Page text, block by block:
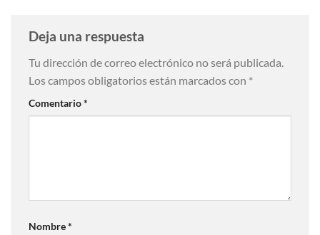
Deja una respuesta
Tu dirección de correo electrónico no será publicada.
Los campos obligatorios están marcados con *
Comentario*
Nombre*